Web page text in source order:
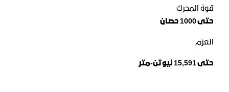
قوة المحرك
حتى 1000 حصان
العزم
حتى 15,591 نيوتن-متر